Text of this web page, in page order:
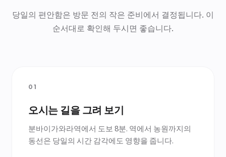
당일의 편안함은 방문 전의 작은 준비에서 결정됩니다. 이
순서대로 확인해 두시면 좋습니다.
01
오시는 길을 그려 보기
분바이가와라역에서 도보 8분. 역에서 농원까지의
동선은 당일의 시간 감각에도 영향을 줍니다.